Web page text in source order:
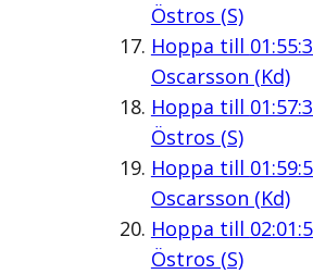
Östros (S)
Hoppa till
Oscarsson (Kd)
Hoppa till
Östros (S)
Hoppa till
Oscarsson (Kd)
Hoppa till
Östros (S)